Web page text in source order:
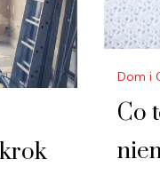
Dom i
Co